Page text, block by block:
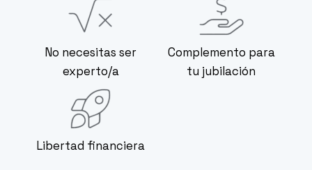
No necesitas ser
experto/a
Complemento para
tu jubilación
Libertad financiera